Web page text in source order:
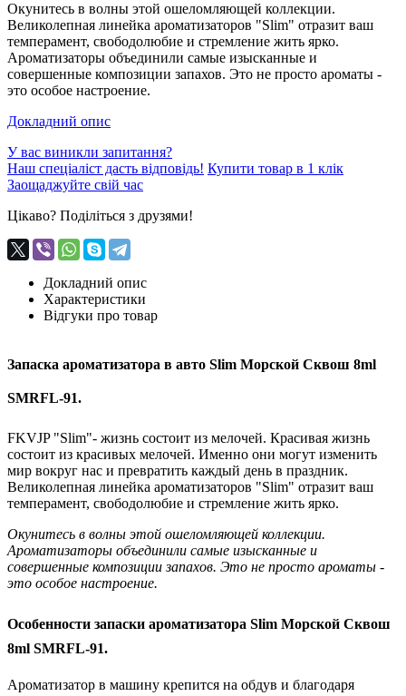
Окунитесь в волны этой ошеломляющей коллекции.
Великолепная линейка ароматизаторов "Slim" отразит ваш
темперамент, свободолюбие и стремление жить ярко.
Ароматизаторы объединили самые изысканные и
совершенные композиции запахов. Это не просто ароматы -
это особое настроение.
Докладний опис
У вас виникли запитання?
Наш спеціаліст дасть відповідь! Купити товар в 1 клік
Заощаджуйте свій час
Цікаво? Поділіться з друзями!
Докладний опис
Характеристики
Відгуки про товар
Запаска ароматизатора в авто Slim Морской Сквош 8ml
SMRFL-91.
FKVJP "Slim"- жизнь состоит из мелочей. Красивая жизнь
состоит из красивых мелочей. Именно они могут изменить
мир вокруг нас и превратить каждый день в праздник.
Великолепная линейка ароматизаторов "Slim" отразит ваш
темперамент, свободолюбие и стремление жить ярко.
Окунитесь в волны этой ошеломляющей коллекции.
Ароматизаторы объединили самые изысканные и
совершенные композиции запахов. Это не просто ароматы -
это особое настроение.
Особенности запаски ароматизатора Slim Морской Сквош
8ml SMRFL-91.
Ароматизатор в машину крепится на обдув и благодаря